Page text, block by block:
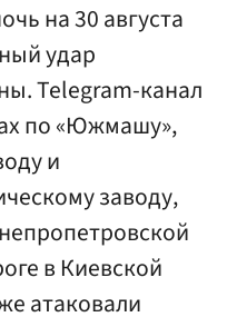
на 30 августа
удар
Telegram-канал
по «Южмашу»,
и
заводу,
в Киевской
атаковали